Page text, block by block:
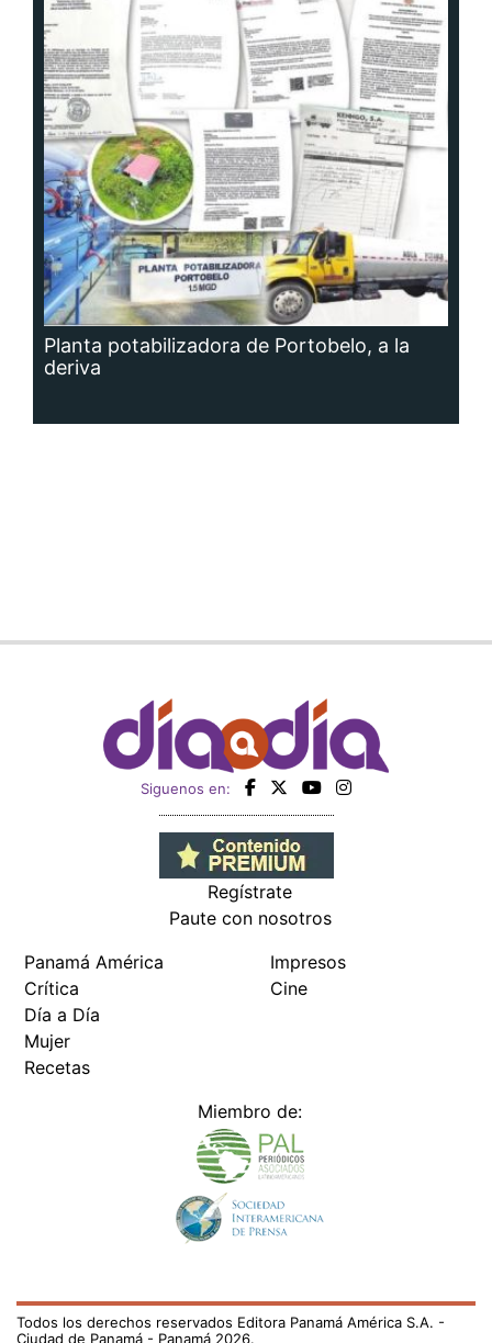
Planta potabilizadora de Portobelo, a la
deriva
Siguenos en:
Regístrate
Paute con nosotros
Panamá América
Crítica
Día a Día
Mujer
Recetas
Impresos
Cine
Miembro de:
Todos los derechos reservados Editora Panamá América S.A. -
Ciudad de Panamá - Panamá 2026.